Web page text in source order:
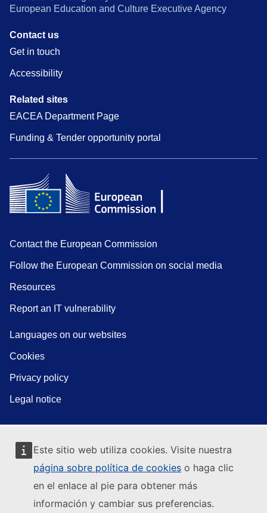
Este sitio web utiliza cookies. Visite nuestra
página sobre política de cookies o haga clic
en el enlace al pie para obtener más
información y cambiar sus preferencias.
European Education and Culture Executive Agency
Contact us
Get in touch
Accessibility
Related sites
EACEA Department Page
Funding & Tender opportunity portal
Contact the European Commission
Follow the European Commission on social media
Resources
Report an IT vulnerability
Languages on our websites
Cookies
Privacy policy
Legal notice